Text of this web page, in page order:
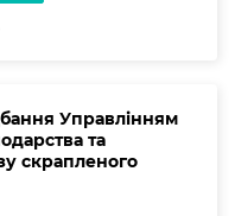
Управлінням
та
скрапленого